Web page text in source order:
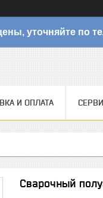
уточняйте по
И ОПЛАТА
Сварочный